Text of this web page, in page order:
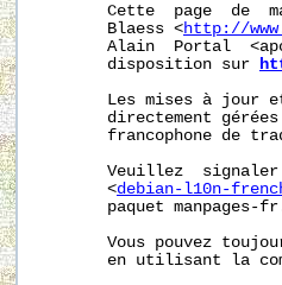
Cette  page  de
       Blaess <
http://
Alain  Portal
       disposition sur
Les mises à jour
directement
francophone de
Veuillez
       <
debian-l10n-
paquet manpages-
Vous pouvez
en utilisant la